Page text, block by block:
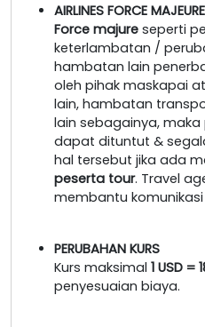
AIRLINES FORCE MAJEURE
Force majure seperti
keterlambatan /
hambatan lain
oleh pihak maskapai
lain, hambatan
lain sebagainya,
dapat dituntut &
hal tersebut jika ada
peserta tour. Travel
membantu komunikasi
PERUBAHAN KURS
Kurs maksimal 1 USD =
penyesuaian biaya.